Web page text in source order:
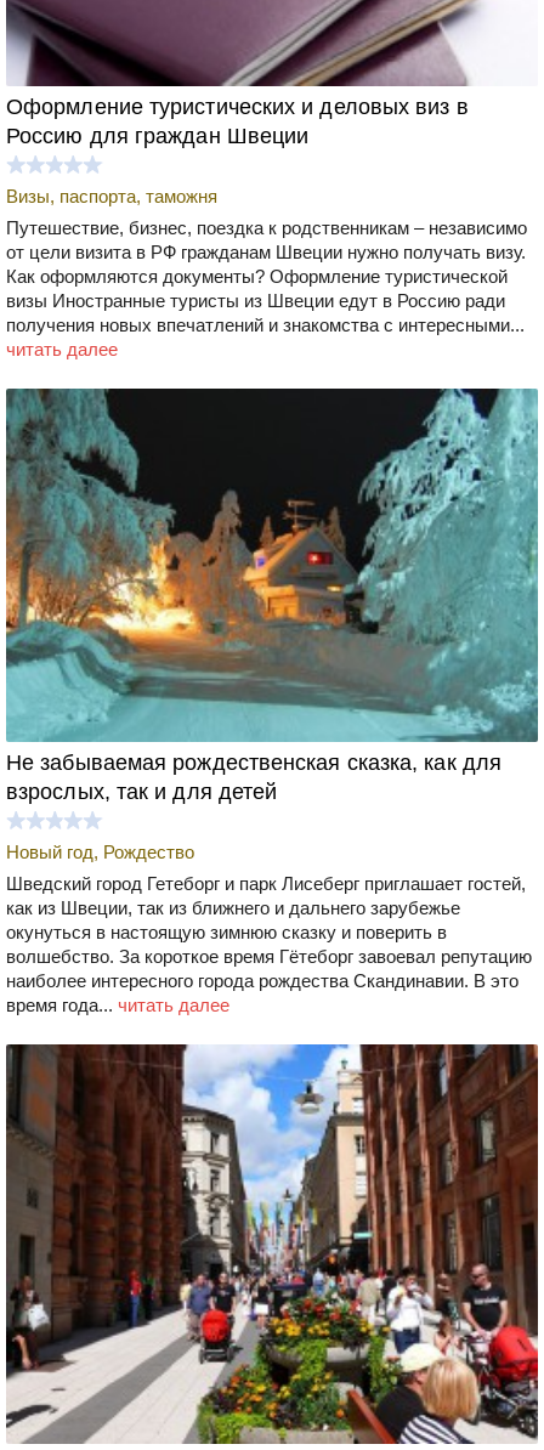
Оформление туристических и деловых виз в
Россию для граждан Швеции
Визы, паспорта, таможня
Путешествие, бизнес, поездка к родственникам – независимо
от цели визита в РФ гражданам Швеции нужно получать визу.
Как оформляются документы? Оформление туристической
визы Иностранные туристы из Швеции едут в Россию ради
получения новых впечатлений и знакомства с интересными...
читать далее
Не забываемая рождественская сказка, как для
взрослых, так и для детей
Новый год, Рождество
Шведский город Гетеборг и парк Лисеберг приглашает гостей,
как из Швеции, так из ближнего и дальнего зарубежье
окунуться в настоящую зимнюю сказку и поверить в
волшебство. За короткое время Гётеборг завоевал репутацию
наиболее интересного города рождества Скандинавии. В это
время года... читать далее